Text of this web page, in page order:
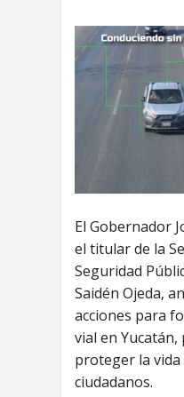
El Gobernador
el titular de la
Seguridad
Saidén Ojeda,
acciones para
vial en
proteger la vida
ciudadanos.